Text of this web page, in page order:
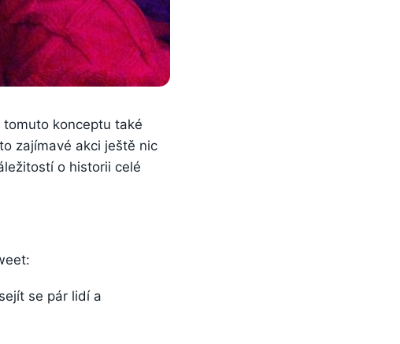
konceptu také
zajímavé akci ještě nic
o historii celé
se pár lidí a